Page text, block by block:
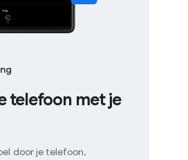
telefoon met je
door je telefoon,